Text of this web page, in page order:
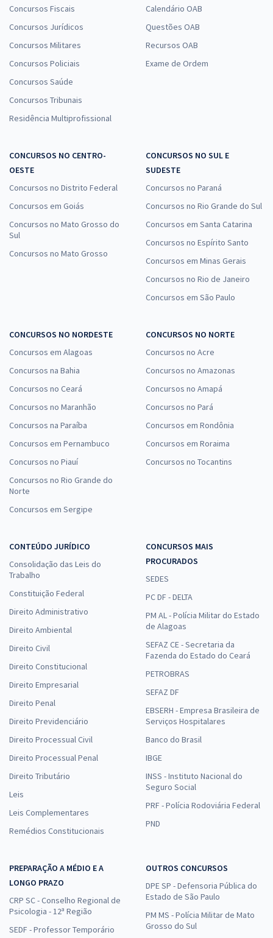
Concursos Fiscais
Concursos Jurídicos
Concursos Militares
Concursos Policiais
Concursos Saúde
Concursos Tribunais
Residência Multiprofissional
Calendário OAB
Questões OAB
Recursos OAB
Exame de Ordem
CONCURSOS NO CENTRO-
OESTE
Concursos no Distrito Federal
Concursos em Goiás
Concursos no Mato Grosso do
Sul
Concursos no Mato Grosso
CONCURSOS NO SUL E
SUDESTE
Concursos no Paraná
Concursos no Rio Grande do Sul
Concursos em Santa Catarina
Concursos no Espírito Santo
Concursos em Minas Gerais
Concursos no Rio de Janeiro
Concursos em São Paulo
CONCURSOS NO NORDESTE
Concursos em Alagoas
Concursos na Bahia
Concursos no Ceará
Concursos no Maranhão
Concursos na Paraíba
Concursos em Pernambuco
Concursos no Piauí
Concursos no Rio Grande do
Norte
Concursos em Sergipe
CONCURSOS NO NORTE
Concursos no Acre
Concursos no Amazonas
Concursos no Amapá
Concursos no Pará
Concursos em Rondônia
Concursos em Roraima
Concursos no Tocantins
CONTEÚDO JURÍDICO
Consolidação das Leis do
Trabalho
Constituição Federal
Direito Administrativo
Direito Ambiental
Direito Civil
Direito Constitucional
Direito Empresarial
Direito Penal
Direito Previdenciário
Direito Processual Civil
Direito Processual Penal
Direito Tributário
Leis
Leis Complementares
Remédios Constitucionais
CONCURSOS MAIS
PROCURADOS
SEDES
PC DF - DELTA
PM AL - Polícia Militar do Estado
de Alagoas
SEFAZ CE - Secretaria da
Fazenda do Estado do Ceará
PETROBRAS
SEFAZ DF
EBSERH - Empresa Brasileira de
Serviços Hospitalares
Banco do Brasil
IBGE
INSS - Instituto Nacional do
Seguro Social
PRF - Polícia Rodoviária Federal
PND
PREPARAÇÃO A MÉDIO E A
LONGO PRAZO
CRP SC - Conselho Regional de
Psicologia - 12ª Região
SEDF - Professor Temporário
OUTROS CONCURSOS
DPE SP - Defensoria Pública do
Estado de São Paulo
PM MS - Polícia Militar de Mato
Grosso do Sul